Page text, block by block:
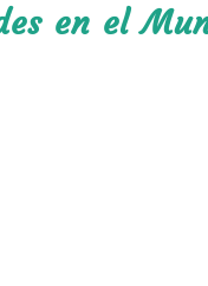
en el